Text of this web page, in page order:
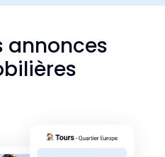
annonces